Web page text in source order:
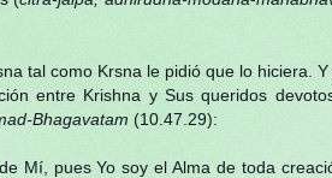
tal como Krsna le pidió que lo hiciera.
entre Krishna y Sus queridos
Bhagavatam (10.47.29):
pues Yo soy el Alma de toda